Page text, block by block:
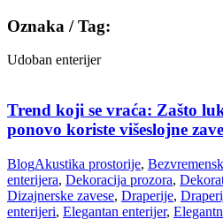
Oznaka / Tag:
Udoban enterijer
Trend koji se vraća: Zašto
ponovo koriste višeslojne
BlogAkustika prostorije,
enterijera, Dekoracija prozora,
Dizajnerske zavese, Draperije,
enterijeri, Elegantan enterijer,